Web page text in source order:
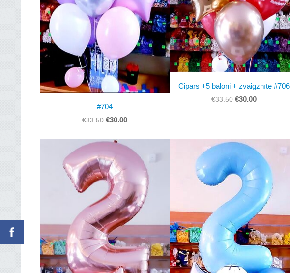
#704
€33.50 €30.00
Cipars +5 baloni + zvaigznīte #706
€33.50 €30.00